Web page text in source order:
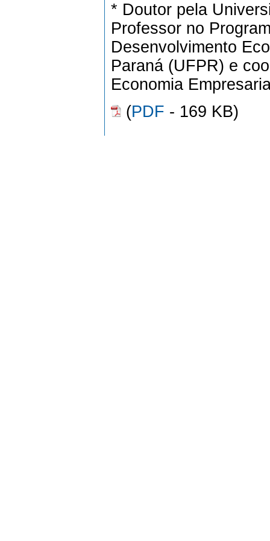
* Doutor pela
Professor no
Desenvolvimento
Paraná (UFPR) e
Economia
(PDF - 169 KB)